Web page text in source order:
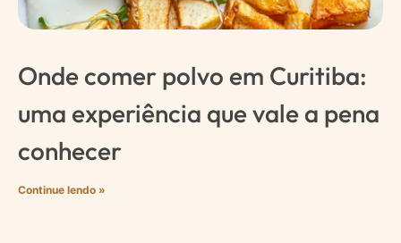
Onde comer polvo em Curitiba:
uma experiência que vale a pena
conhecer
Continue lendo »